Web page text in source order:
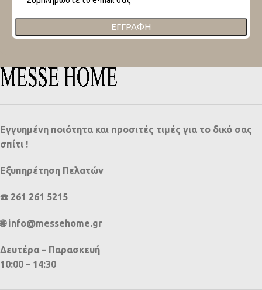
ΕΓΓΡΑΦΉ
Εγγυημένη ποιότητα και προσιτές τιμές για το δικό σας
σπίτι !
Εξυπηρέτηση Πελατών
☎️ 261 261 5215
🌐 info@messehome.gr
Δευτέρα – Παρασκευή
10:00 – 14:30